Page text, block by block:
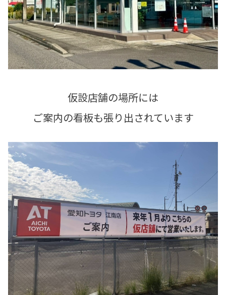
仮設店舗の場所には
ご案内の看板も張り出されています